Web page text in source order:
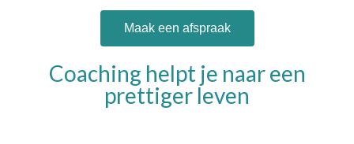
Maak een afspraak
Coaching helpt je naar een
prettiger leven